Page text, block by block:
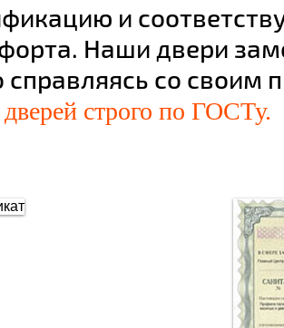
и
Наши двери
справляясь со своим
строго по ГОСТу.